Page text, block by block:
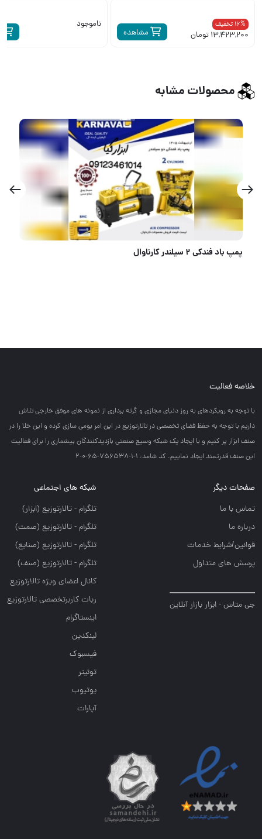
مشاهده
16% تخفیف
13,423,200 تومان
ناموجود
محصولات مشابه
اره تاشو تاتناد
خلاصه فعالیت
با توجه به رويكردهاي به روز دنياي مجازي و گرته برداري از نمونه هاي موفق خارجي تلاش
داريم با توجه به حفظ فضاي تخصصي در تالارتوزيع در اين امر بومي سازي كرده و اين خلا را در
صنف ابزار پر كنيم و با ايجاد يك شبكه وسيع صنعتي بازديدكنندگان بيشماري را براي فعاليت
اين صنف قدرتمند ايجاد نماييم. کد شامد: 1-1-756538-65-0-2
صفحات دیگر
تماس با ما
درباره ما
قوانین/شرایط خدمات
پرسش های متداول
جی متاس - ابزار بازار آنلاین
شبکه های اجتماعی
تلگرام - تالارتوزيع (ابزار)
تلگرام - تالارتوزيع (صمت)
تلگرام - تالارتوزيع (صنايع)
تلگرام - تالارتوزیع (صنف)
کانال اعضای ویژه تالارتوزیع
ربات کاربرتخصصی تالارتوزیع
اینستاگرام
لینکدین
فیسبوک
توئیتر
یوتیوب
آپارات